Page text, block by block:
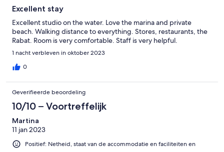
Excellent stay
Excellent studio on the water. Love the marina and private
beach. Walking distance to everything. Stores, restaurants, the
Rabat. Room is very comfortable. Staff is very helpful.
1 nacht verbleven in oktober 2023
0
Geverifieerde beoordeling
10/10 – Voortreffelijk
Martina
11 jan 2023
Positief: Netheid, staat van de accommodatie en faciliteiten en